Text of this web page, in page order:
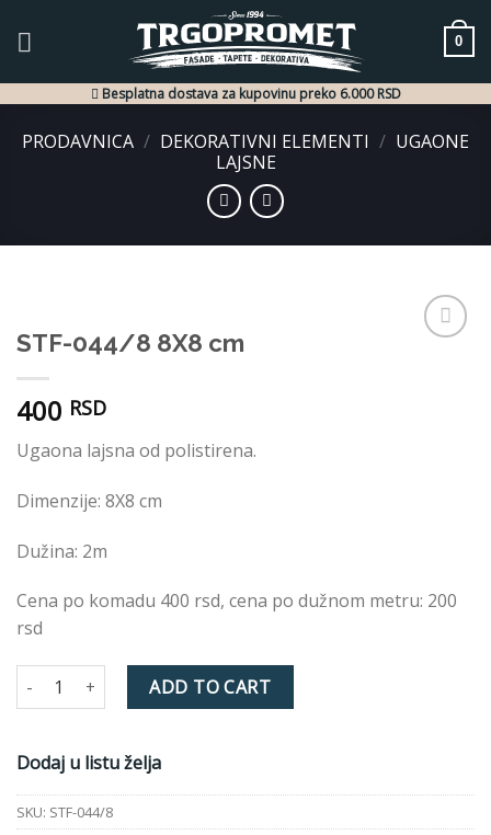
0
Besplatna dostava za kupovinu preko 6.000 RSD
PRODAVNICA / DEKORATIVNI ELEMENTI / UGAONE
LAJSNE
STF-044/8 8X8 cm
400 RSD
Ugaona lajsna od polistirena.
Dimenzije: 8X8 cm
Dužina: 2m
Cena po komadu 400 rsd, cena po dužnom metru: 200
rsd
STF-044/8 8X8 cm quantityADD TO CART
Dodaj u listu želja
SKU: STF-044/8